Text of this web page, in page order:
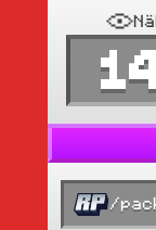
/